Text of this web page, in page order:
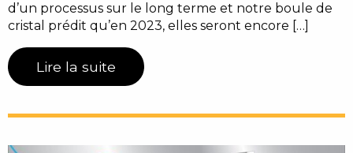
d’un processus sur le long terme et notre boule de
cristal prédit qu’en 2023, elles seront encore […]
Lire la suite